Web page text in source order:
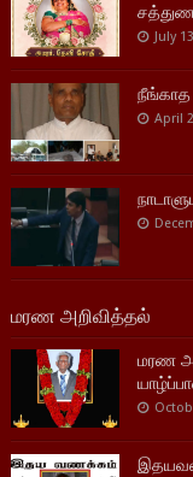
July
நீங்காத
April
மரண அறிவித்தல்
மரண